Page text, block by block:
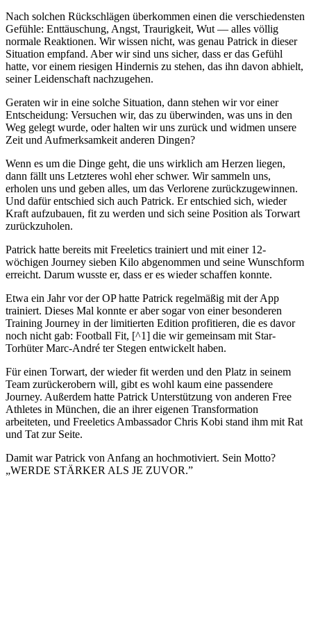
Nach solchen Rückschlägen überkommen einen die verschiedensten
Gefühle: Enttäuschung, Angst, Traurigkeit, Wut — alles völlig
normale Reaktionen. Wir wissen nicht, was genau Patrick in dieser
Situation empfand. Aber wir sind uns sicher, dass er das Gefühl
hatte, vor einem riesigen Hindernis zu stehen, das ihn davon abhielt,
seiner Leidenschaft nachzugehen.
Geraten wir in eine solche Situation, dann stehen wir vor einer
Entscheidung: Versuchen wir, das zu überwinden, was uns in den
Weg gelegt wurde, oder halten wir uns zurück und widmen unsere
Zeit und Aufmerksamkeit anderen Dingen?
Wenn es um die Dinge geht, die uns wirklich am Herzen liegen,
dann fällt uns Letzteres wohl eher schwer. Wir sammeln uns,
erholen uns und geben alles, um das Verlorene zurückzugewinnen.
Und dafür entschied sich auch Patrick. Er entschied sich, wieder
Kraft aufzubauen, fit zu werden und sich seine Position als Torwart
zurückzuholen.
Patrick hatte bereits mit Freeletics trainiert und mit einer 12-
wöchigen Journey sieben Kilo abgenommen und seine Wunschform
erreicht. Darum wusste er, dass er es wieder schaffen konnte.
Etwa ein Jahr vor der OP hatte Patrick regelmäßig mit der App
trainiert. Dieses Mal konnte er aber sogar von einer besonderen
Training Journey in der limitierten Edition profitieren, die es davor
noch nicht gab: Football Fit, [^1] die wir gemeinsam mit Star-
Torhüter Marc-André ter Stegen entwickelt haben.
Für einen Torwart, der wieder fit werden und den Platz in seinem
Team zurückerobern will, gibt es wohl kaum eine passendere
Journey. Außerdem hatte Patrick Unterstützung von anderen Free
Athletes in München, die an ihrer eigenen Transformation
arbeiteten, und Freeletics Ambassador Chris Kobi stand ihm mit Rat
und Tat zur Seite.
Damit war Patrick von Anfang an hochmotiviert. Sein Motto?
„WERDE STÄRKER ALS JE ZUVOR.”